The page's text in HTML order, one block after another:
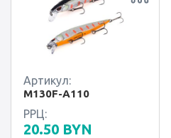
Артикул:
M130F-A110
РРЦ:
20.50 BYN